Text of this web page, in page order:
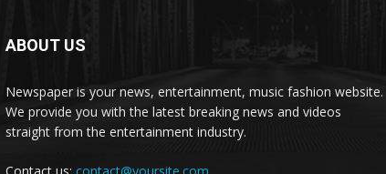
ABOUT US
Newspaper is your news, entertainment, music fashion website.
We provide you with the latest breaking news and videos
straight from the entertainment industry.